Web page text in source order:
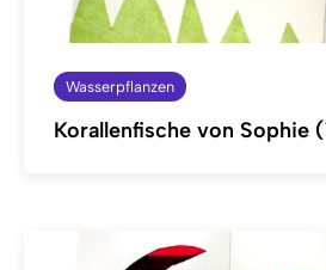
Wasserpflanzen
Korallenfische von Sophie